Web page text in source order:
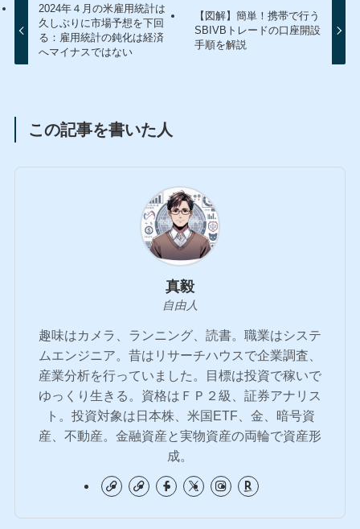
2024年４月の米雇用統計は
久しぶりに市場予想を下回
る：雇用統計の鈍化は経済
へマイナスではない
【図解】簡単！携帯で行う
SBIVBトレードの口座開設
手順を解説
この記事を書いた人
真毅
自由人
趣味はカメラ、ランニング、読書。職業はシステ
ムエンジニア。昔はリサーチハウスで企業調査、
産業分析を行っていました。目標は投資で稼いで
ゆっくり生きる。資格はＦＰ２級、証券アナリス
ト。投資対象は日本株、米国ETF、金、暗号資
産、不動産。金融資産と実物資産の両輪で資産形
成。